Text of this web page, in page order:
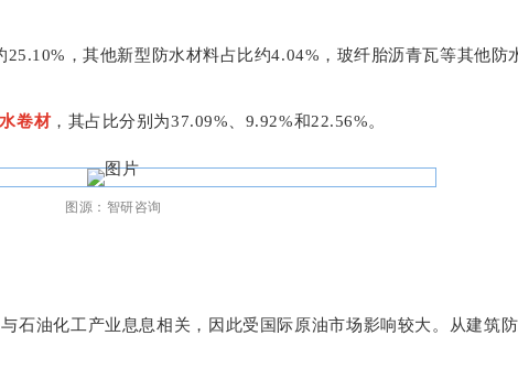
，其他新型防水材料占比约4.04%，玻纤胎沥青瓦等其他防
卷材，其占比分别为37.09%、9.92%和22.56%。
图源：智研咨询
石油化工产业息息相关，因此受国际原油市场影响较大。从建筑